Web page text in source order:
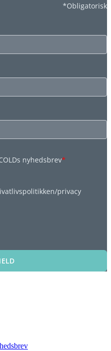
*Obligatorisk
nyhedsbrev*
privacy